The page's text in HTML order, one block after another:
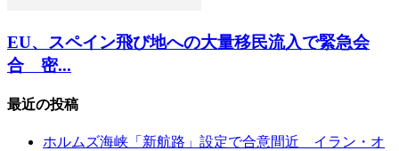
EU、スペイン飛び地への大量移民流入で緊急会
合 密...
最近の投稿
ホルムズ海峡「新航路」設定で合意間近 イラン・オ